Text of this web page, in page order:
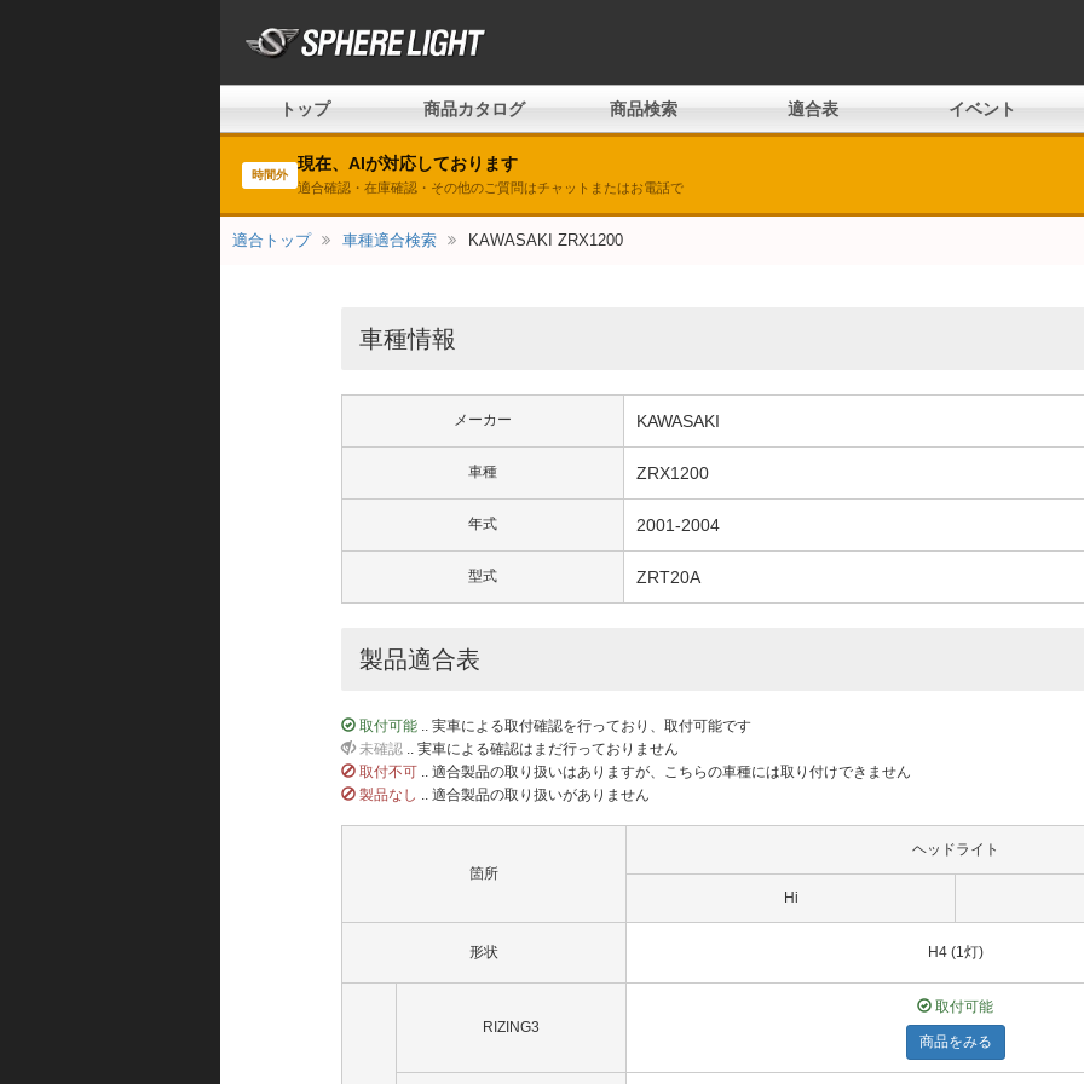
トップ 商品カタログ 商品検索 適合表 イベント
時間外
現在、AIが対応しております
適合確認・在庫確認・その他のご質問はチャットまたはお電話で
適合トップ 車種適合検索 KAWASAKI ZRX1200
車種情報
メーカー KAWASAKI
車種 ZRX1200
年式 2001-2004
型式 ZRT20A
製品適合表
取付可能 .. 実車による取付確認を行っており、取付可能です
未確認 .. 実車による確認はまだ行っておりません
取付不可 .. 適合製品の取り扱いはありますが、こちらの車種には取り付けできません
製品なし .. 適合製品の取り扱いがありません
箇所
ヘッドライト
Hi
形状 H4 (1灯)
RIZING3
取付可能
商品をみる